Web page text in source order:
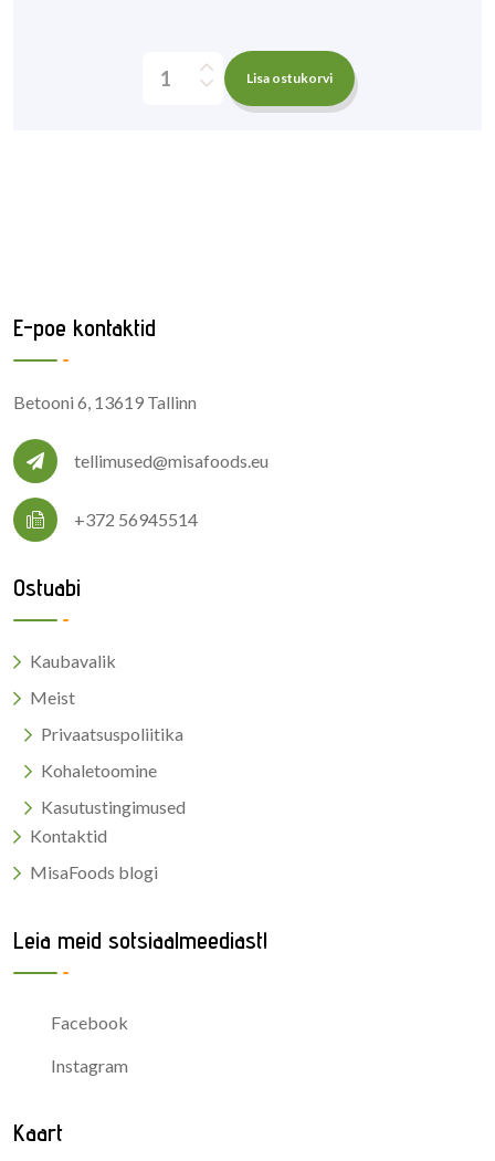
Lisa ostukorvi
E-poe kontaktid
Betooni 6, 13619 Tallinn
tellimused@misafoods.eu
+372 56945514
Ostuabi
Kaubavalik
Meist
Privaatsuspoliitika
Kohaletoomine
Kasutustingimused
Kontaktid
MisaFoods blogi
Leia meid sotsiaalmeediast!
Facebook
Instagram
Kaart